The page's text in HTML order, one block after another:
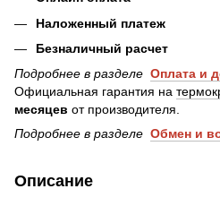
Наложенный платеж
Безналичный расчет
Подробнее в разделе Оплата и
Официальная гарантия на
месяцев от производителя.
Подробнее в разделе Обмен и
Описание